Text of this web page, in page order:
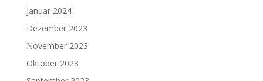
Januar 2024
Dezember 2023
November 2023
Oktober 2023